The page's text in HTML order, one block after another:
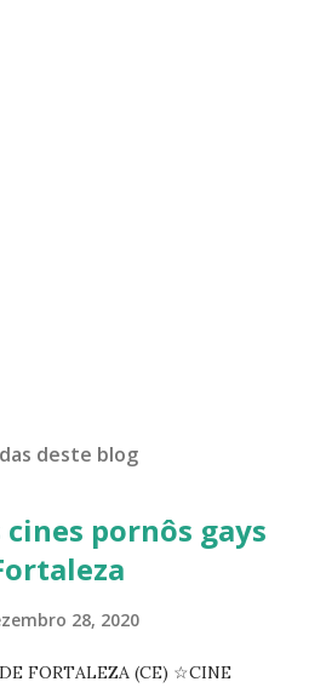
deste blog
cines pornôs gays
28, 2020
FORTALEZA (CE) ☆CINE